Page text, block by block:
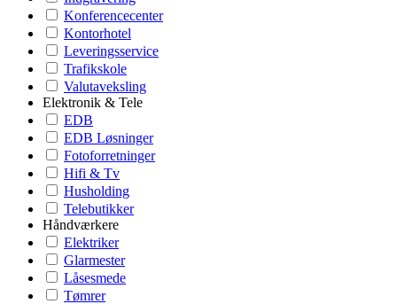
Konferencecenter
Kontorhotel
Leveringsservice
Trafikskole
Valutaveksling
Elektronik & Tele
EDB
EDB Løsninger
Fotoforretninger
Hifi & Tv
Husholding
Telebutikker
Håndværkere
Elektriker
Glarmester
Låsesmede
Tømrer